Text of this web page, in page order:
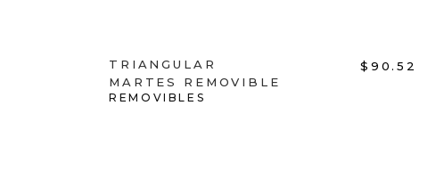
TRIANGULAR
MARTES REMOVIBLE
$ 90.52
REMOVIBLES